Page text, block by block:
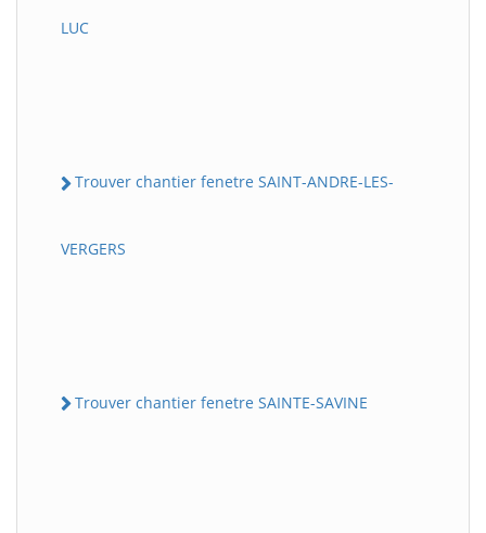
LUC
Trouver chantier fenetre SAINT-ANDRE-LES-
VERGERS
Trouver chantier fenetre SAINTE-SAVINE